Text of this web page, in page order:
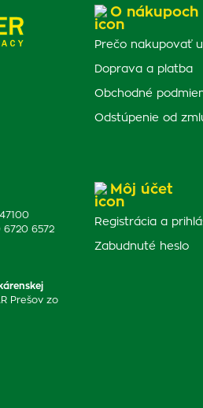
6572
Prešov zo
O nákupoch
Prečo nakupovať
Doprava a platba
Obchodné
Odstúpenie od
Môj účet
Registrácia a
Zabudnuté heslo